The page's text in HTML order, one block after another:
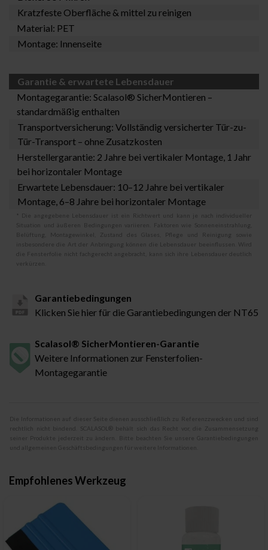
Kratzfeste Oberfläche & mittel zu reinigen
Material: PET
Montage: Innenseite
Garantie & erwartete Lebensdauer
Montagegarantie: Scalasol® SicherMontieren –
standardmäßig enthalten
Transportversicherung: Vollständig versicherter Tür-zu-
Tür-Transport – ohne Zusatzkosten
Herstellergarantie: 2 Jahre bei vertikaler Montage, 1 Jahr
bei horizontaler Montage
Erwartete Lebensdauer: 10–12 Jahre bei vertikaler
Montage, 6–8 Jahre bei horizontaler Montage
* Die angegebene Lebensdauer ist ein Richtwert und kann je nach individueller
Situation und äußeren Bedingungen variieren. Faktoren wie Sonneneinstrahlung,
Belüftung, Montagewinkel, Zustand des Glases, Pflege und Reinigung sowie
insbesondere die Art der Anbringung können die Lebensdauer beeinflussen. Wird
die Fensterfolie nicht fachgerecht angebracht, kann sich ihre Lebensdauer deutlich
verkürzen.
Garantiebedingungen
Klicken Sie hier für die Garantiebedingungen der NT65
Scalasol® SicherMontieren-Garantie
Weitere Informationen zur Fensterfolien-
Montagegarantie
Die Informationen auf dieser Seite dienen ausschließlich zu Referenzzwecken und sind
rechtlich nicht bindend. SCALASOL® behält sich das Recht vor, die Zusammensetzung
seiner Produkte jederzeit zu ändern. Bitte beachten Sie unsere Garantiebedingungen
und allgemeinen Geschäftsbedingungen für weitere Informationen.
Empfohlenes Werkzeug